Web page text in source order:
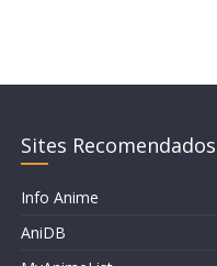
Sites Recomendados
Info Anime
AniDB